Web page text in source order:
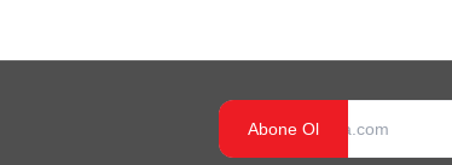
Abone Ol